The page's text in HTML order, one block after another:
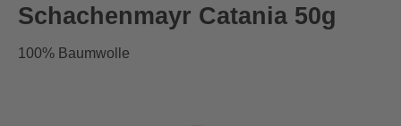
Schachenmayr Catania 50g
100% Baumwolle